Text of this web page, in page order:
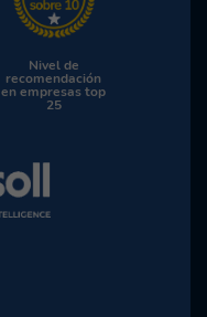
Nivel de
recomendación
en empresas top
25